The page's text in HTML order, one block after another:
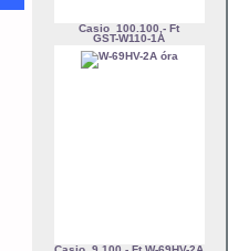
Casio 100.100,- Ft
GST-W110-1A